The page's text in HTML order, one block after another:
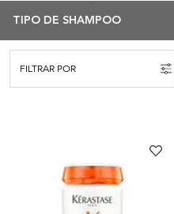
TIPO DE SHAMPOO
FILTRAR POR
FILTERS MENU